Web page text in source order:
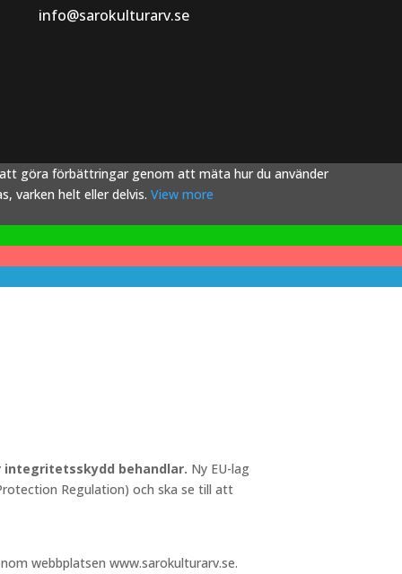
info@sarokulturarv.se
att göra förbättringar genom att mäta hur du använder
varken helt eller delvis. View more
behandlar. Ny EU-lag
Regulation) och ska se till att
webbplatsen www.sarokulturarv.se.